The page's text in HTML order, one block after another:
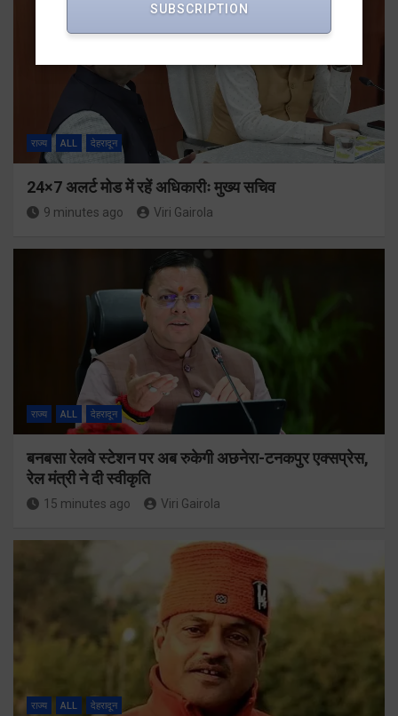
राज्य ALL देहरादून
24×7 अलर्ट मोड में रहें अधिकारीः मुख्य सचिव
9 minutes ago Viri Gairola
राज्य ALL देहरादून
बनबसा रेलवे स्टेशन पर अब रुकेगी अछनेरा-टनकपुर एक्सप्रेस,
रेल मंत्री ने दी स्वीकृति
15 minutes ago Viri Gairola
राज्य ALL देहरादून
SUBSCRIPTION